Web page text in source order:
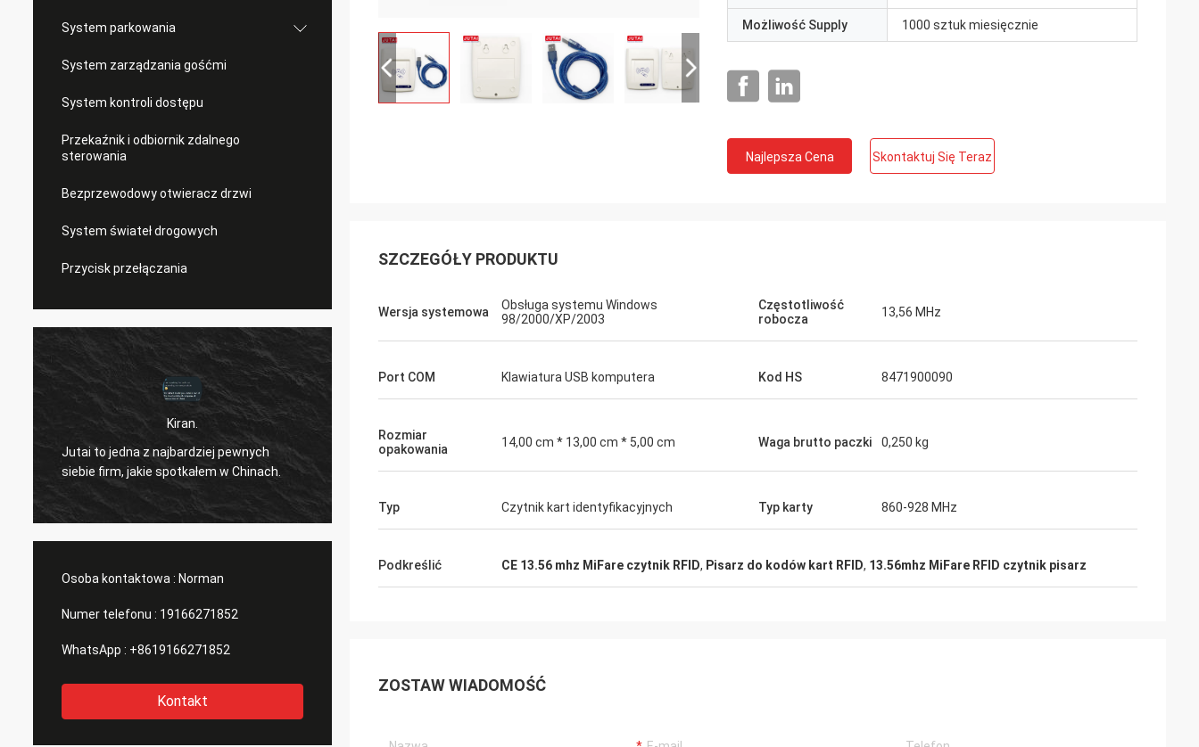
System parkowania
System zarządzania gośćmi
System kontroli dostępu
Przekaźnik i odbiornik zdalnego
sterowania
Bezprzewodowy otwieracz drzwi
System świateł drogowych
Przycisk przełączania
Kiran.
Jutai to jedna z najbardziej pewnych
siebie firm, jakie spotkałem w Chinach.
Burook
Cześć Norman... właśnie przypomniałem
sobie, że nie dałem ci znać... wszystko się
udało.Uwielbiali przedmiot (założenie, że
tak)
Osoba kontaktowa : Norman
Numer telefonu : 19166271852
WhatsApp : +8619166271852
Kontakt
Możliwość Supply 1000 sztuk miesięcznie
Najlepsza Cena Skontaktuj Się Teraz
SZCZEGÓŁY PRODUKTU
Wersja systemowa
Obsługa systemu Windows
98/2000/XP/2003
Częstotliwość
robocza
13,56 MHz
Port COM Klawiatura USB komputera Kod HS 8471900090
Rozmiar
opakowania
14,00 cm * 13,00 cm * 5,00 cm Waga brutto paczki 0,250 kg
Typ Czytnik kart identyfikacyjnych Typ karty 860-928 MHz
Podkreślić CE 13.56 mhz MiFare czytnik RFID, Pisarz do kodów kart RFID, 13.56mhz MiFare RFID czytnik pisarz
ZOSTAW WIADOMOŚĆ